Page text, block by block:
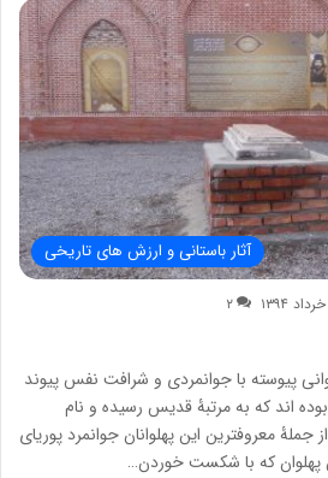
آثار باستانی و ارزش های تاریخی
۲
پیوسته با جوانمردی و شرافت نفس پیوند
اند که به مرتبۀ قدیس رسیده و نام
جملۀ معروفترین این پهلوانان جوانمرد پوریای
پهلوان که با شکست خوردن…